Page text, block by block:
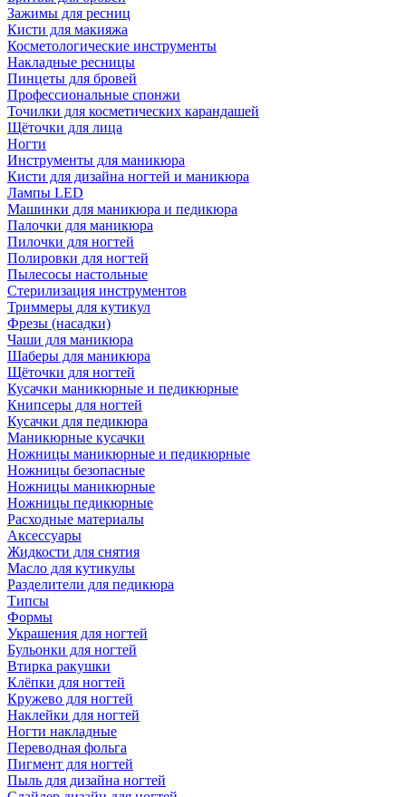
Зажимы для ресниц
Кисти для макияжа
Косметологические инструменты
Накладные ресницы
Пинцеты для бровей
Профессиональные спонжи
Точилки для косметических карандашей
Щёточки для лица
Ногти
Инструменты для маникюра
Кисти для дизайна ногтей и маникюра
Лампы LED
Машинки для маникюра и педикюра
Палочки для маникюра
Пилочки для ногтей
Полировки для ногтей
Пылесосы настольные
Стерилизация инструментов
Триммеры для кутикул
Фрезы (насадки)
Чаши для маникюра
Шаберы для маникюра
Щёточки для ногтей
Кусачки маникюрные и педикюрные
Книпсеры для ногтей
Кусачки для педикюра
Маникюрные кусачки
Ножницы маникюрные и педикюрные
Ножницы безопасные
Ножницы маникюрные
Ножницы педикюрные
Расходные материалы
Аксессуары
Жидкости для снятия
Масло для кутикулы
Разделители для педикюра
Типсы
Формы
Украшения для ногтей
Бульонки для ногтей
Втирка ракушки
Клёпки для ногтей
Кружево для ногтей
Наклейки для ногтей
Ногти накладные
Переводная фольга
Пигмент для ногтей
Пыль для дизайна ногтей